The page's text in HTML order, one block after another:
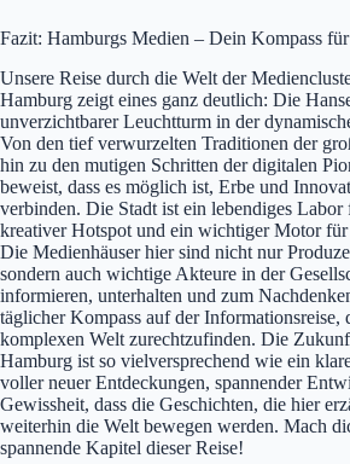
Fazit: Hamburgs Medien – Dein Kompass
Unsere Reise durch die Welt der
Hamburg zeigt eines ganz deutlich: Die
unverzichtbarer Leuchtturm in der
Von den tief verwurzelten Traditionen der
hin zu den mutigen Schritten der digitalen
beweist, dass es möglich ist, Erbe und
verbinden. Die Stadt ist ein lebendiges Labor
kreativer Hotspot und ein wichtiger Motor für
Die Medienhäuser hier sind nicht nur
sondern auch wichtige Akteure in der
informieren, unterhalten und zum
täglicher Kompass auf der
komplexen Welt zurechtzufinden. Die
Hamburg ist so vielversprechend wie ein
voller neuer Entdeckungen, spannender
Gewissheit, dass die Geschichten, die hier
weiterhin die Welt bewegen werden. Mach
spannende Kapitel dieser Reise!